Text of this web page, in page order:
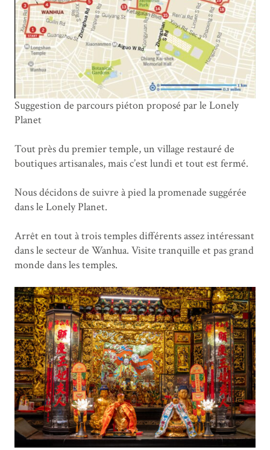
Suggestion de parcours piéton proposé par le Lonely
Planet
Tout près du premier temple, un village restauré de
boutiques artisanales, mais c’est lundi et tout est fermé.
Nous décidons de suivre à pied la promenade suggérée
dans le Lonely Planet.
Arrêt en tout à trois temples différents assez intéressant
dans le secteur de Wanhua. Visite tranquille et pas grand
monde dans les temples.